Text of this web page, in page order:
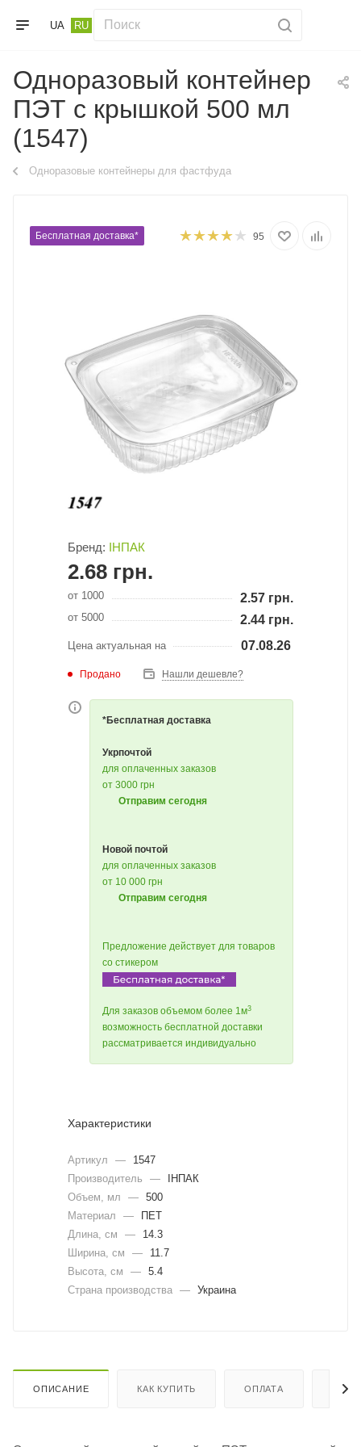
UA RU
Одноразовый контейнер
ПЭТ с крышкой 500 мл
(1547)
Одноразовые контейнеры для фастфуда
Бесплатная доставка* 95
Бренд: ІНПАК
2.68 грн.
от 1000 2.57 грн.
от 5000 2.44 грн.
Цена актуальная на 07.08.26
Продано Нашли дешевле?
*Бесплатная доставка
Укрпочтой
для оплаченных заказов
от 3000 грн
Отправим сегодня
Новой почтой
для оплаченных заказов
от 10 000 грн
Отправим сегодня
Предложение действует для товаров
со стикером
Для заказов объемом более 1м3
возможность бесплатной доставки
рассматривается индивидуально
Характеристики
Артикул —
1547
Производитель
—
ІНПАК
Объем, мл
— 500
Материал
—
ПЕТ
Длина, cм
—
14.3
Ширина, cм
—
11.7
Высота, см
— 5.4
Страна производства — Украина
ОПИСАНИЕ КАК КУПИТЬ ОПЛАТА